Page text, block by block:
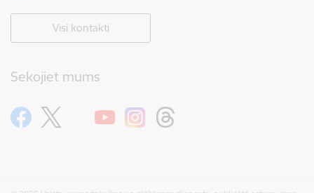
Visi kontakti
Sekojiet mums